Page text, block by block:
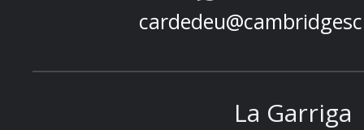
La Garriga